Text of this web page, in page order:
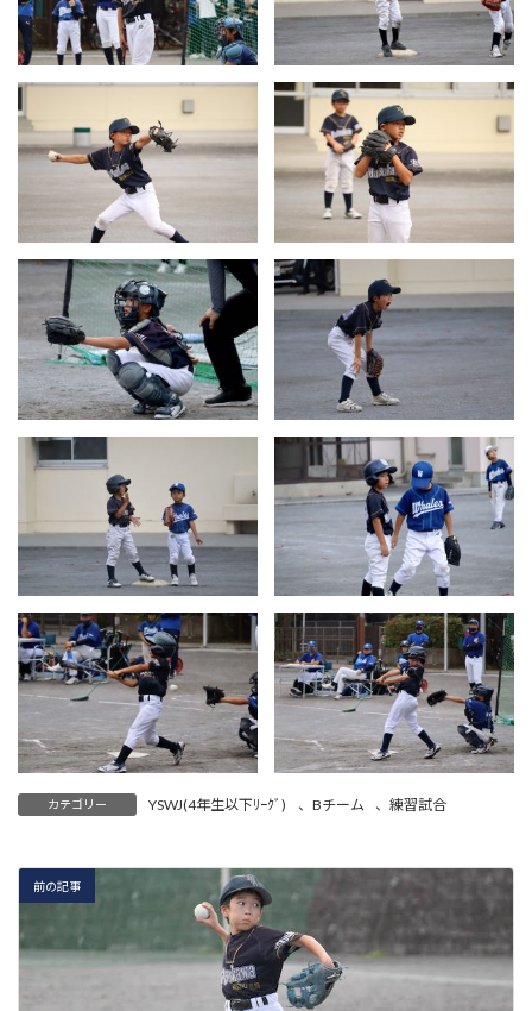
カテゴリー YSWJ(4年生以下ﾘｰｸﾞ) 、 Bチーム 、練習試合
前の記事